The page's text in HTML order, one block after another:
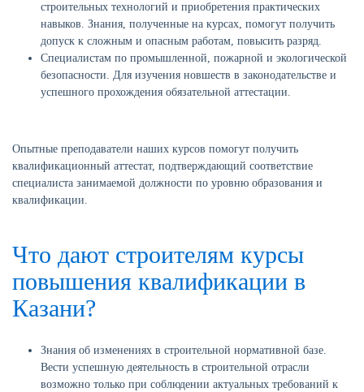
строительных технологий и приобретения практических
навыков. Знания, полученные на курсах, помогут получить
допуск к сложным и опасным работам, повысить разряд.
Специалистам по промышленной, пожарной и экологической
безопасности. Для изучения новшеств в законодательстве и
успешного прохождения обязательной аттестации.
Опытные преподаватели наших курсов помогут получить
квалификационный аттестат, подтверждающий соответствие
специалиста занимаемой должности по уровню образования и
квалификации.
Что дают строителям курсы
повышения квалификации в
Казани?
Знания об изменениях в строительной нормативной базе.
Вести успешную деятельность в строительной отрасли
возможно только при соблюдении актуальных требований к